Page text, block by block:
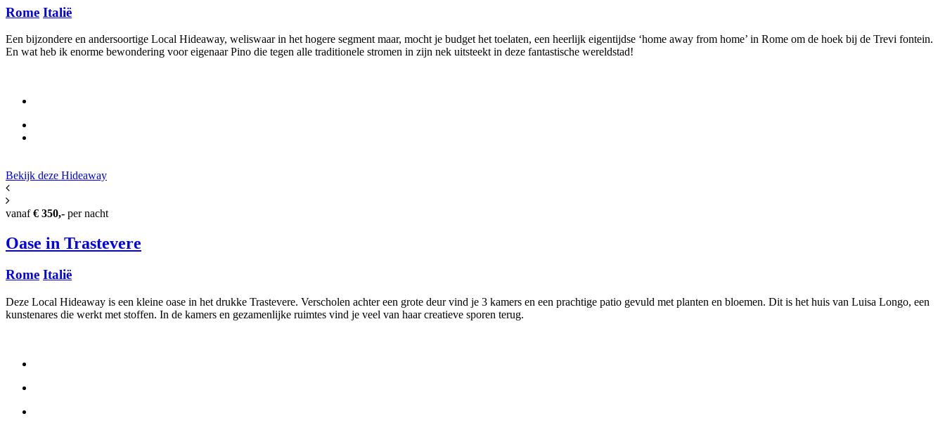
Rome Italië
Een bijzondere en andersoortige Local Hideaway, weliswaar in het hogere segment maar, mocht je budget het toelaten, een heerlijk eigentijdse ‘home away from home’ in Rome om de hoek bij de Trevi fontein.
En wat heb ik enorme bewondering voor eigenaar Pino die tegen alle traditionele stromen in zijn nek uitsteekt in deze fantastische wereldstad!
Bekijk deze Hideaway
vanaf€ 350,- per nacht
Oase in Trastevere
Rome Italië
Deze Local Hideaway is een kleine oase in het drukke Trastevere. Verscholen achter een grote deur vind je 3 kamers en een prachtige patio gevuld met planten en bloemen. Dit is het huis van Luisa Longo, een
kunstenares die werkt met stoffen. In de kamers en gezamenlijke ruimtes vind je veel van haar creatieve sporen terug.